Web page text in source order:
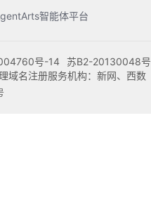
智能体平台
号-14 苏B2-20130048号
域名注册服务机构：新网、西数